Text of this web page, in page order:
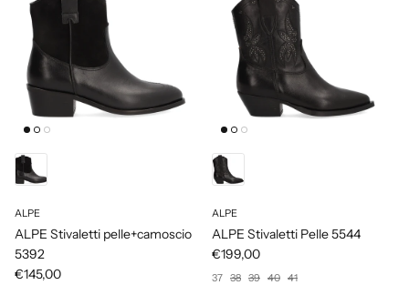
ALPE
ALPE Stivaletti pelle+camoscio
5392
€145,00
ALPE
ALPE Stivaletti Pelle 5544
€199,00
37 38 39 40 41